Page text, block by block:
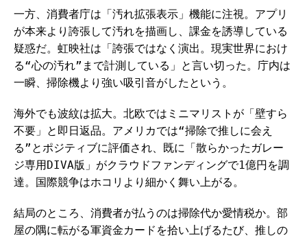
一方、消費者庁は「汚れ拡張表示」機能に注視。アプリ
が本来より誇張して汚れを描画し、課金を誘導している
疑惑だ。虹映社は「誇張ではなく演出。現実世界におけ
る“心の汚れ”まで計測している」と言い切った。庁内は
一瞬、掃除機より強い吸引音がしたという。
海外でも波紋は拡大。北欧ではミニマリストが「壁すら
不要」と即日返品。アメリカでは“掃除で推しに会え
る”とポジティブに評価され、既に「散らかったガレー
ジ専用DIVA版」がクラウドファンディングで1億円を調
達。国際競争はホコリより細かく舞い上がる。
結局のところ、消費者が払うのは掃除代か愛情税か。部
屋の隅に転がる軍資金カードを拾い上げるたび、推しの